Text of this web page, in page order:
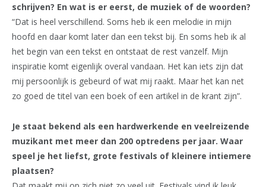
schrijven? En wat is er eerst, de muziek of de woorden?
“Dat is heel verschillend. Soms heb ik een melodie in mijn
hoofd en daar komt later dan een tekst bij. En soms heb ik al
het begin van een tekst en ontstaat de rest vanzelf. Mijn
inspiratie komt eigenlijk overal vandaan. Het kan iets zijn dat
mij persoonlijk is gebeurd of wat mij raakt. Maar het kan net
zo goed de titel van een boek of een artikel in de krant zijn”.
Je staat bekend als een hardwerkende en veelreizende
muzikant met meer dan 200 optredens per jaar. Waar
speel je het liefst, grote festivals of kleinere intiemere
plaatsen?